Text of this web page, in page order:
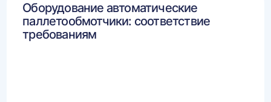
Оборудование автоматические
паллетообмотчики: соответствие
требованиям